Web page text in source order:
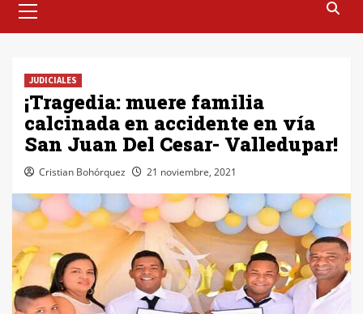
principal
JUDICIALES
¡Tragedia: muere familia
calcinada en accidente en vía
San Juan Del Cesar- Valledupar!
Cristian Bohórquez 21 noviembre, 2021